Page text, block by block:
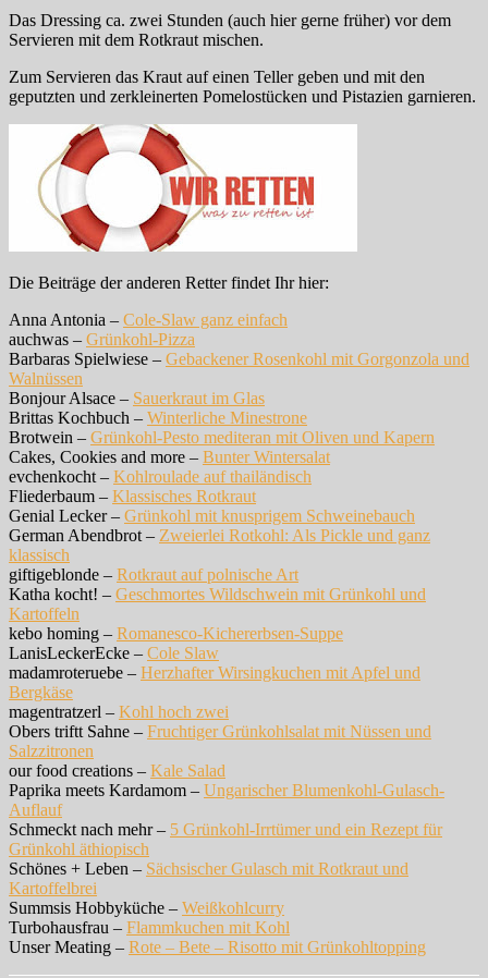
Das Dressing ca. zwei Stunden (auch hier gerne früher) vor dem
Servieren mit dem Rotkraut mischen.
Zum Servieren das Kraut auf einen Teller geben und mit den
geputzten und zerkleinerten Pomelostücken und Pistazien garnieren.
Die Beiträge der anderen Retter findet Ihr hier:
Anna Antonia – Cole-Slaw ganz einfach
auchwas – Grünkohl-Pizza
Barbaras Spielwiese – Gebackener Rosenkohl mit Gorgonzola und
Walnüssen
Bonjour Alsace – Sauerkraut im Glas
Brittas Kochbuch – Winterliche Minestrone
Brotwein – Grünkohl-Pesto mediteran mit Oliven und Kapern
Cakes, Cookies and more – Bunter Wintersalat
evchenkocht – Kohlroulade auf thailändisch
Fliederbaum – Klassisches Rotkraut
Genial Lecker – Grünkohl mit knusprigem Schweinebauch
German Abendbrot – Zweierlei Rotkohl: Als Pickle und ganz
klassisch
giftigeblonde – Rotkraut auf polnische Art
Katha kocht! – Geschmortes Wildschwein mit Grünkohl und
Kartoffeln
kebo homing – Romanesco-Kichererbsen-Suppe
LanisLeckerEcke – Cole Slaw
madamroteruebe – Herzhafter Wirsingkuchen mit Apfel und
Bergkäse
magentratzerl – Kohl hoch zwei
Obers triftt Sahne – Fruchtiger Grünkohlsalat mit Nüssen und
Salzzitronen
our food creations – Kale Salad
Paprika meets Kardamom – Ungarischer Blumenkohl-Gulasch-
Auflauf
Schmeckt nach mehr – 5 Grünkohl-Irrtümer und ein Rezept für
Grünkohl äthiopisch
Schönes + Leben – Sächsischer Gulasch mit Rotkraut und
Kartoffelbrei
Summsis Hobbyküche – Weißkohlcurry
Turbohausfrau – Flammkuchen mit Kohl
Unser Meating – Rote – Bete – Risotto mit Grünkohltopping